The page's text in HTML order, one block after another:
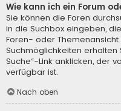
Wie kann ich ein Forum
Sie können die Foren
in die Suchbox eingeben,
Foren- oder Themenansicht
Suchmöglichkeiten erhalten
Suche“-Link anklicken, der
verfügbar ist.
Nach oben